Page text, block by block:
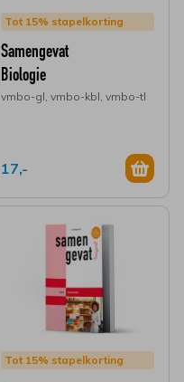
Tot 15% stapelkorting
Samengevat
Biologie
vmbo-gl, vmbo-kbl, vmbo-tl
17,-
Tot 15% stapelkorting